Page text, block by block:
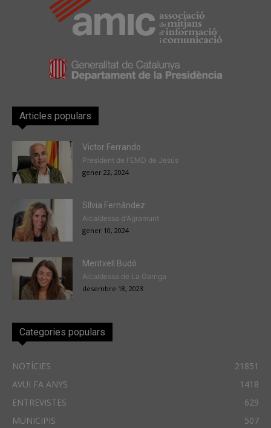
Articles populars
Victor Ferrando
President de l'EMD de Jesús
gener 22, 2024
Sílvia Fernández
Alcaldessa d'Agramunt
gener 10, 2024
Meritxell Budó
Alcaldessa de La Garriga
desembre 18, 2023
Categories populars
NOTÍCIES
21851
AVUI FA ANYS
1418
ENTREVISTES
629
MUNICIPIS
507